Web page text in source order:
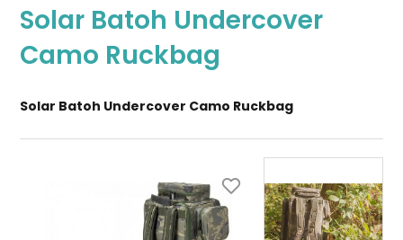
Solar Batoh Undercover
Camo Ruckbag
Solar Batoh Undercover Camo Ruckbag